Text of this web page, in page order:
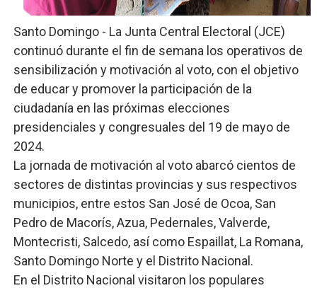
Comedores Comunitarios de DASAC garantizan
UNTC inicia ofensiva para recuperar fuerza gremial
PRM escogerá este domingo su nueva cúpula
Candidato a presidente del Colegio de Notarios hace
Digecac realizará Primer Festival de Plantas 2026
Santo Domingo - La Junta Central Electoral (JCE)
continuó durante el fin de semana los operativos de
sensibilización y motivación al voto, con el objetivo
de educar y promover la participación de la
ciudadanía en las próximas elecciones
presidenciales y congresuales del 19 de mayo de
2024.
La jornada de motivación al voto abarcó cientos de
sectores de distintas provincias y sus respectivos
municipios, entre estos San José de Ocoa, San
Pedro de Macorís, Azua, Pedernales, Valverde,
Montecristi, Salcedo, así como Espaillat, La Romana,
Santo Domingo Norte y el Distrito Nacional.
En el Distrito Nacional visitaron los populares